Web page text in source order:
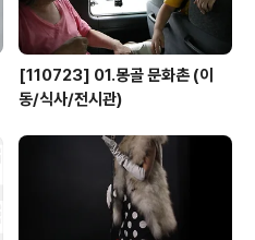
[110723] 01.몽골 문화촌 (이
동/식사/전시관)